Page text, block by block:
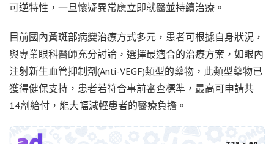
可逆特性，一旦懷疑異常應立即就醫並持續治療。
目前國內黃斑部病變治療方式多元，患者可根據自身狀況，
與專業眼科醫師充分討論，選擇最適合的治療方案，如眼內
注射新生血管抑制劑(Anti-VEGF)類型的藥物，此類型藥物已
獲得健保支持，患者若符合事前審查標準，最高可申請共
14劑給付，能大幅減輕患者的醫療負擔。